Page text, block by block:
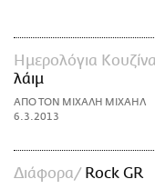
Ημερολόγια
λάιμ
ΑΠΟ ΤΟΝ ΜΙΧΑΛΗ ΜΙΧΑΗΛ
6.3.2013
Διάφορα Rock GR